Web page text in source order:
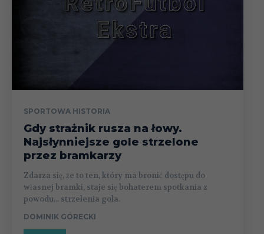
SPORTOWA HISTORIA
Gdy strażnik rusza na łowy.
Najsłynniejsze gole strzelone
przez bramkarzy
Zdarza się, że to ten, który ma bronić dostępu do
własnej bramki, staje się bohaterem spotkania z
powodu... strzelenia gola.
DOMINIK GÓRECKI